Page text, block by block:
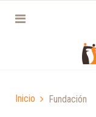
Inicio Fundación